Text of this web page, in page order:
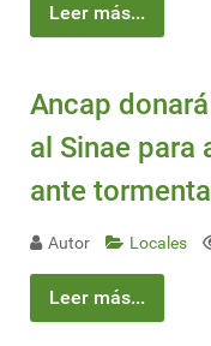
Leer más...
Ancap
al Sinae para
ante
Autor Locales
Leer más...